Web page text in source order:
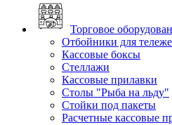
Торговое
Отбойники для
Кассовые боксы
Стеллажи
Кассовые прилавки
Столы "Рыба на льду"
Стойки под пакеты
Расчетные кассовые